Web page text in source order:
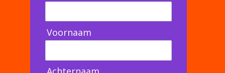
Voornaam